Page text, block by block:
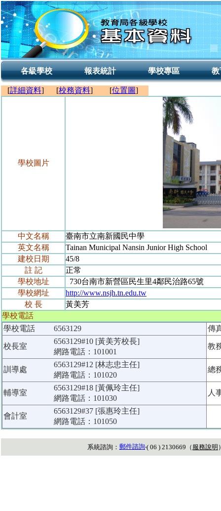
各級學校 報表統計 學校專區 教
[詳細資料] [校務資料] [位置圖]
學校圖片
中文名稱
臺南市立南新國民中學
英文名稱
Tainan Municipal Nansin Junior High School
建校日期
45/8
註 記
正常
學校地址
730台南市新營區民生里4鄰民治路65號
學校網址
http://www.nsjh.tn.edu.tw
校 長
黃美芳
學校電話
學校電話
6563129 傳
校長室
6563129#10 [黃美芳校長]
網路電話：101001
教
訓導處
6563129#12 [林志忠主任]
網路電話：101020
總
輔導室
6563129#18 [黃佩玲主任]
網路電話：101030
人
會計室
6563129#37 [張惠玲主任]
網路電話：101050
系統諮詢： 郵件諮詢‧( 06 ) 2130669（ 服務說明